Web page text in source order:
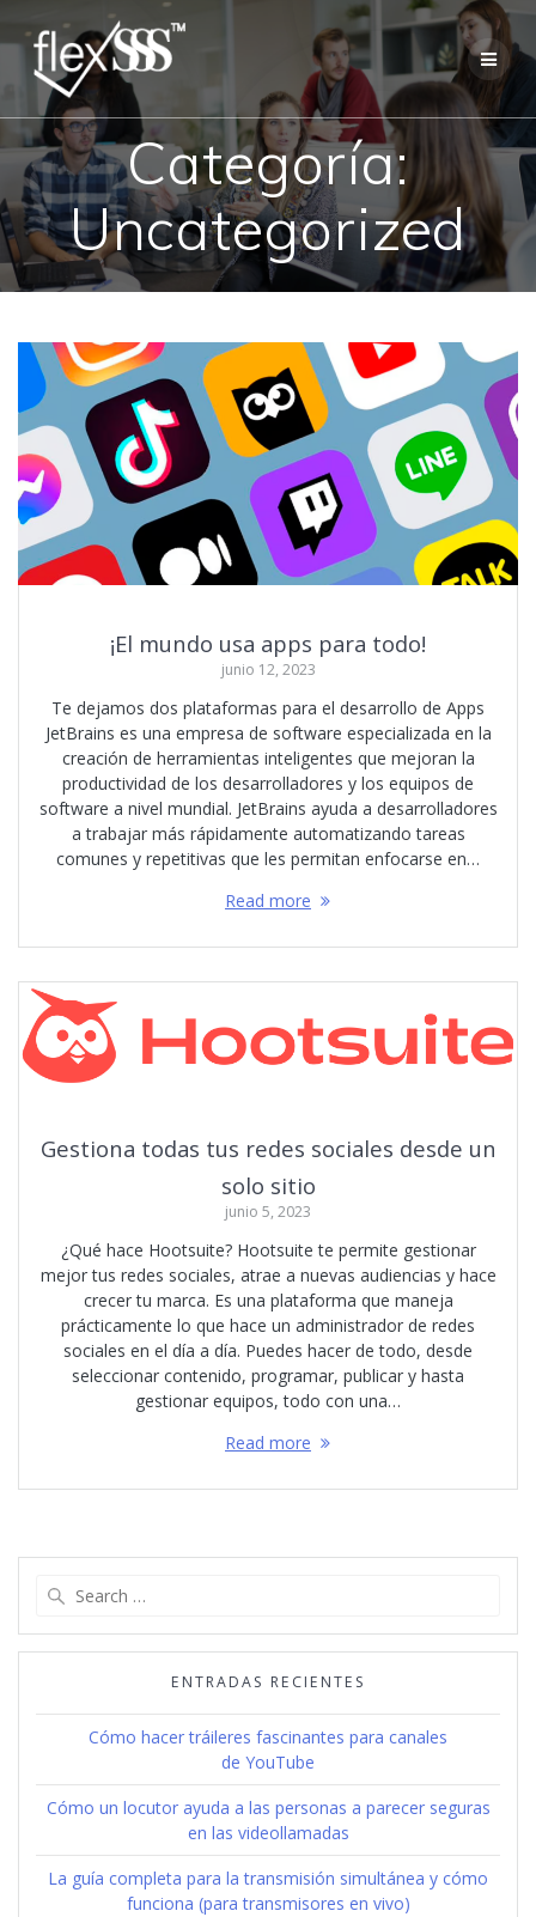
content
Categoría:
Uncategorized
¡El mundo usa apps para todo!
junio 12, 2023
Te dejamos dos plataformas para el desarrollo de Apps
JetBrains es una empresa de software especializada en la
creación de herramientas inteligentes que mejoran la
productividad de los desarrolladores y los equipos de
software a nivel mundial. JetBrains ayuda a desarrolladores
a trabajar más rápidamente automatizando tareas
comunes y repetitivas que les permitan enfocarse en…
Read more
Gestiona todas tus redes sociales desde un
solo sitio
junio 5, 2023
¿Qué hace Hootsuite? Hootsuite te permite gestionar
mejor tus redes sociales, atrae a nuevas audiencias y hace
crecer tu marca. Es una plataforma que maneja
prácticamente lo que hace un administrador de redes
sociales en el día a día. Puedes hacer de todo, desde
seleccionar contenido, programar, publicar y hasta
gestionar equipos, todo con una…
Read more
ENTRADAS RECIENTES
Cómo hacer tráileres fascinantes para canales
de YouTube
Cómo un locutor ayuda a las personas a parecer seguras
en las videollamadas
La guía completa para la transmisión simultánea y cómo
funciona (para transmisores en vivo)